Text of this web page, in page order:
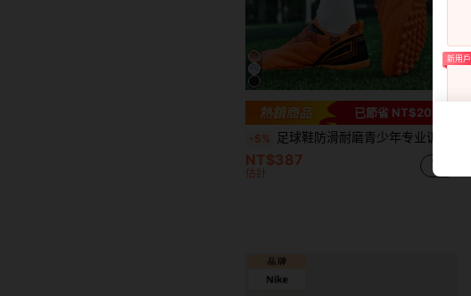
已節省 NT$20
-5% 足球鞋防滑耐磨青少年专业训练比赛碎钉JTF成人足球鞋人造草室内外低帮男女通用碎钉足球鞋棒球鞋草坪鞋
NT$387
估計
新用戶